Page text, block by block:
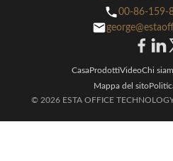
00-86-159-
CasaProdottiVideoChi
Mappa del sito
© 2026 ESTA OFFICE